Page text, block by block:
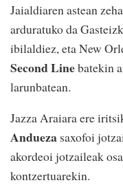
Jaialdiaren astean
arduratuko da
ibilaldiez, eta New
Second Linebatekin
larunbatean.
Jazza Araiara ere
Andueza saxofoi
akordeoi jotzaileak
kontzertuarekin.